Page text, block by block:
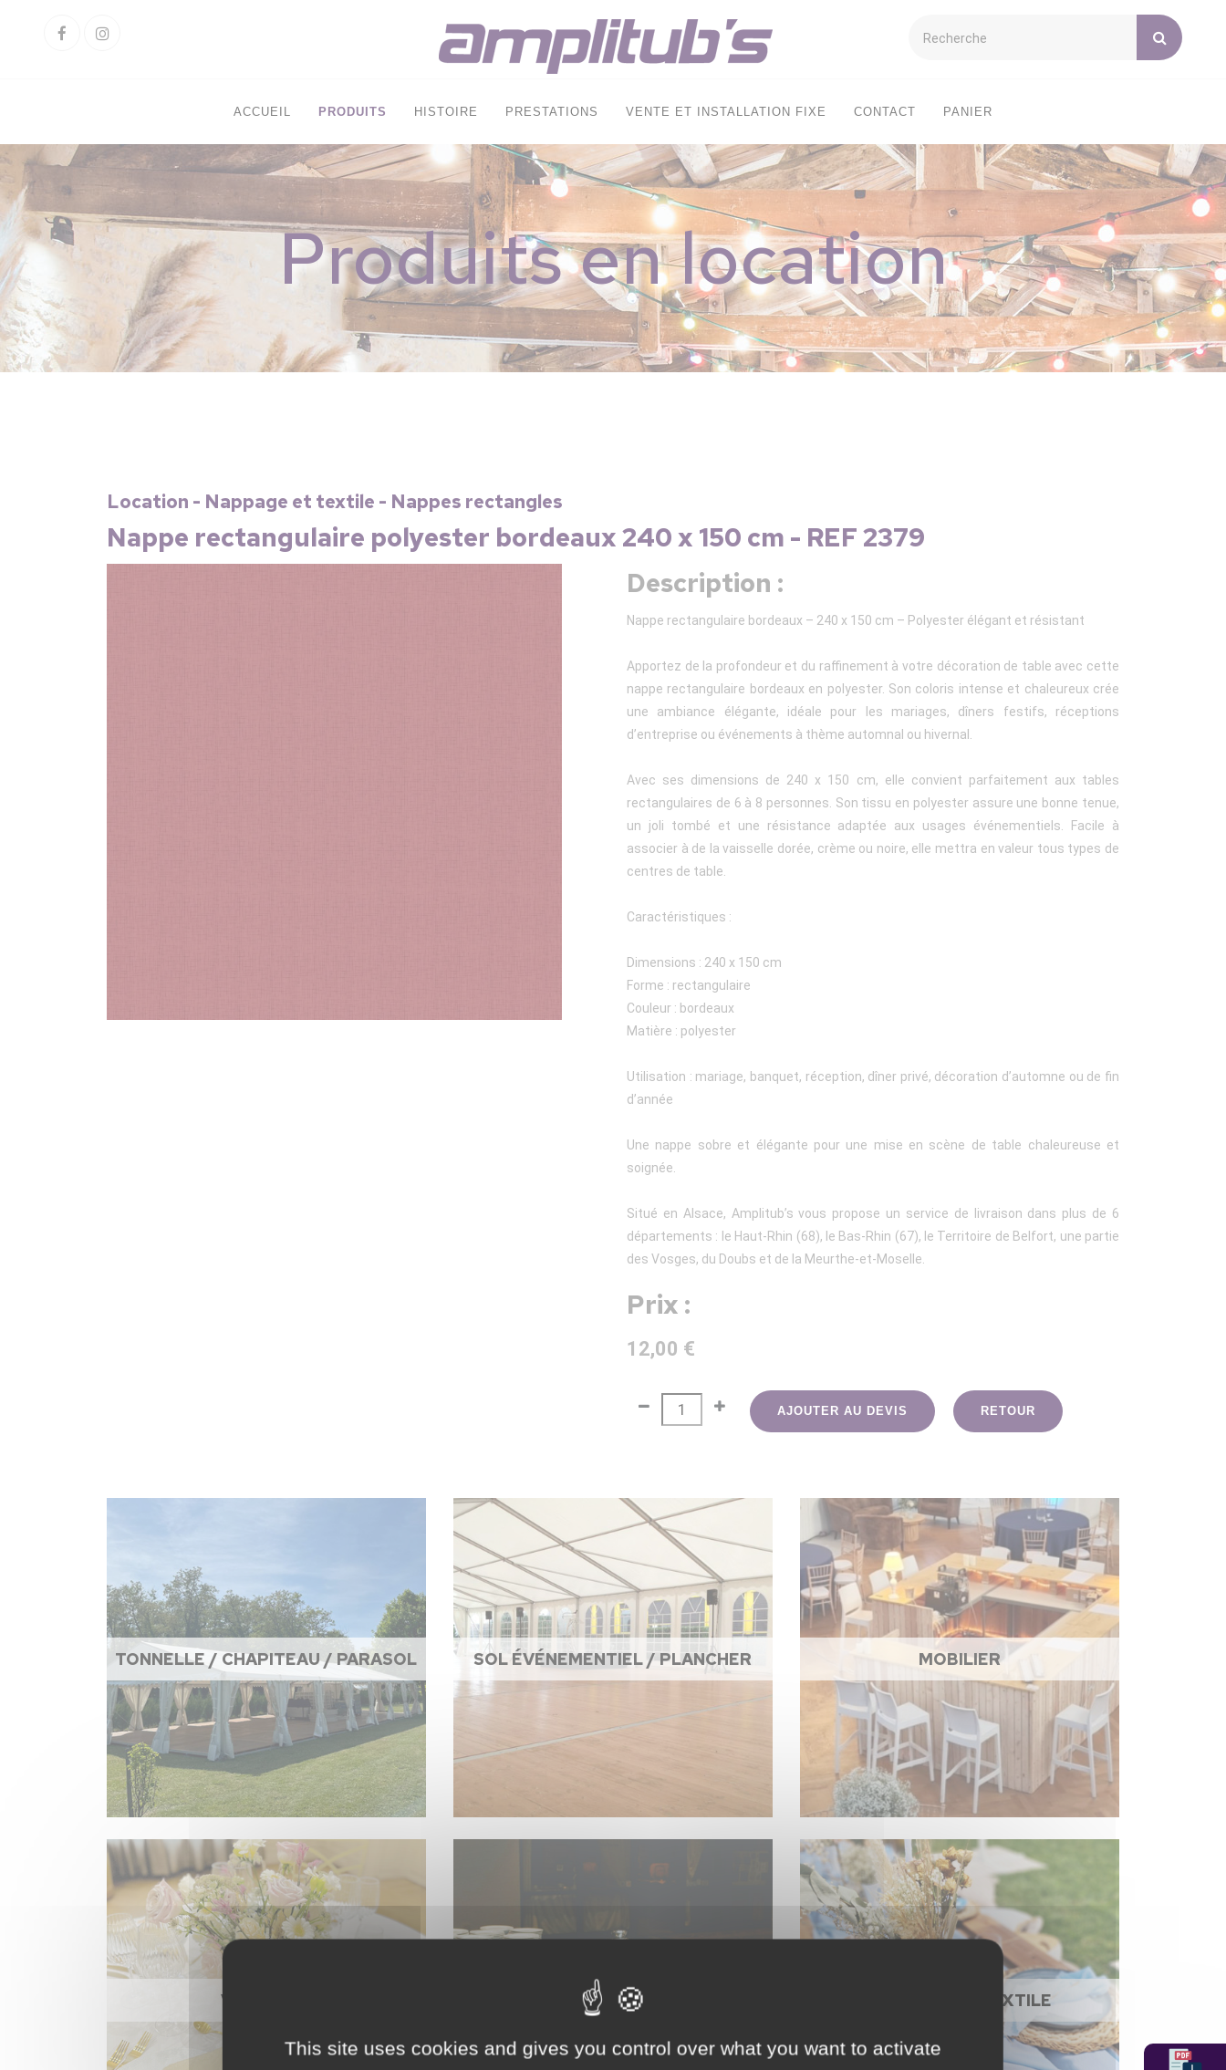
FacebookInstagram
ACCUEIL PRODUITS HISTOIRE PRESTATIONS VENTE ET INSTALLATION FIXE CONTACT PANIER
Produits en location
Location - Nappage et textile - Nappes rectangles
Nappe rectangulaire polyester bordeaux 240 x 150 cm - REF 2379
Description :
Nappe rectangulaire bordeaux – 240 x 150 cm – Polyester élégant et résistant
Apportez de la profondeur et du raffinement à votre décoration de table avec cette
nappe rectangulaire bordeaux en polyester. Son coloris intense et chaleureux crée
une ambiance élégante, idéale pour les mariages, dîners festifs, réceptions
d’entreprise ou événements à thème automnal ou hivernal.
Avec ses dimensions de 240 x 150 cm, elle convient parfaitement aux tables
rectangulaires de 6 à 8 personnes. Son tissu en polyester assure une bonne tenue,
un joli tombé et une résistance adaptée aux usages événementiels. Facile à
associer à de la vaisselle dorée, crème ou noire, elle mettra en valeur tous types de
centres de table.
Caractéristiques :
Dimensions : 240 x 150 cm
Forme : rectangulaire
Couleur : bordeaux
Matière : polyester
Utilisation : mariage, banquet, réception, dîner privé, décoration d’automne ou de fin
d’année
Une nappe sobre et élégante pour une mise en scène de table chaleureuse et
soignée.
Situé en Alsace, Amplitub’s vous propose un service de livraison dans plus de 6
départements : le Haut-Rhin (68), le Bas-Rhin (67), le Territoire de Belfort, une partie
des Vosges, du Doubs et de la Meurthe-et-Moselle.
Prix :
12,00 €
AJOUTER AU DEVIS RETOUR
TONNELLE / CHAPITEAU / PARASOL SOL ÉVÉNEMENTIEL / PLANCHER MOBILIER
VAISSELLE ACCESSOIRES DE CUISINE NAPPAGE ET TEXTILE
This site uses cookies and gives you control over what you want to activate